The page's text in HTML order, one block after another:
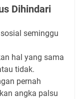
Dihindari
seminggu
hal yang sama
tidak.
pernah
angka palsu